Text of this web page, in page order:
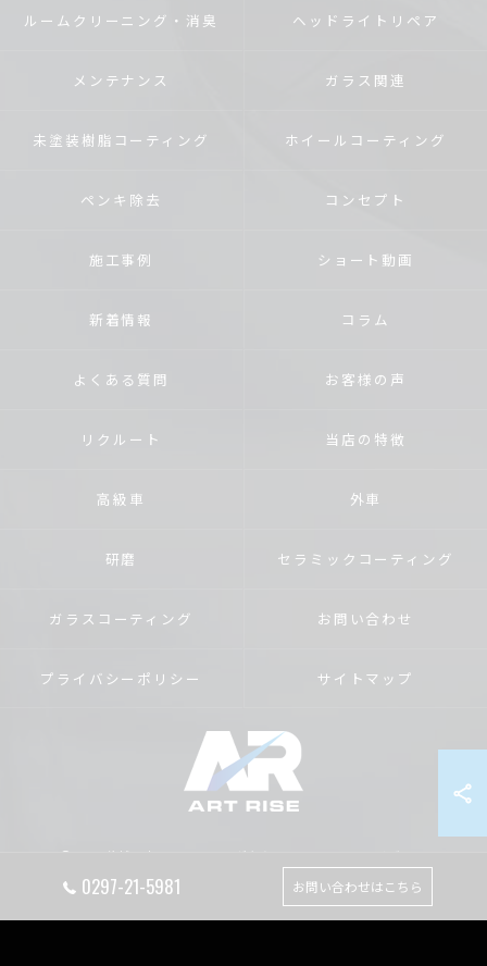
0297-21-5981 お問い合わせはこちら
ルームクリーニング・消臭 ヘッドライトリペア
メンテナンス ガラス関連
未塗装樹脂コーティング ホイールコーティング
ペンキ除去 コンセプト
施工事例 ショート動画
新着情報 コラム
よくある質問 お客様の声
リクルート 当店の特徴
高級車 外車
研磨 セラミックコーティング
ガラスコーティング お問い合わせ
プライバシーポリシー サイトマップ
© 2026 茨城のカーコーティングならART RISE アートライズ ALL RIGHTS